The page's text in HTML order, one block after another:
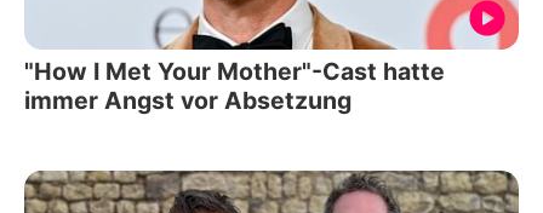
"How I Met Your Mother"-Cast hatte
immer Angst vor Absetzung